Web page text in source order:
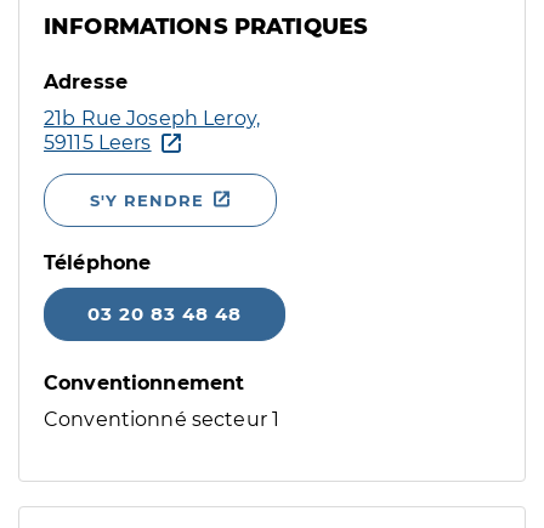
INFORMATIONS PRATIQUES
Adresse
21b Rue Joseph Leroy,
59115 Leers
S'Y RENDRE
Téléphone
03 20 83 48 48
Conventionnement
Conventionné secteur 1